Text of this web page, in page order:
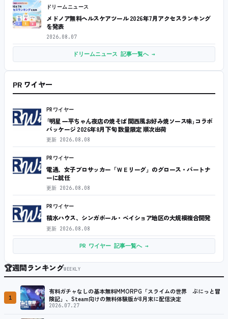
ドリームニュース
メドノア無料ヘルスケアツール 2026年7月アクセスランキング
を発表
2026.08.07
ドリームニュース 記事一覧へ →
PR ワイヤー
PRワイヤー
｢明星 一平ちゃん夜店の焼そば 関西風お好み焼ソース味｣コラボ
パッケージ 2026年8月下旬 数量限定 順次出荷
更新 2026.08.08
PRワイヤー
電通、女子プロサッカー「ＷＥリーグ」のグロース・パートナ
ーに就任
更新 2026.08.08
PRワイヤー
積水ハウス、シンガポール・ベイショア地区の大規模複合開発
更新 2026.08.08
PR ワイヤー 記事一覧へ →
🏆週間ランキングWEEKLY
1
有料ガチャなしの基本無料MMORPG「スライムの世界 ぷにっと冒
険記」、Steam向けの無料体験版が8月末に配信決定
2026.07.27